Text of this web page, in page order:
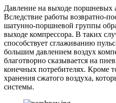
Давление на выходе поршневых
Вследствие работы возвратно-
шатунно-поршневой группы
выходе компрессора. В таких
способствует сглаживанию
большим давлением воздух
благотворно сказывается на
конечных потребителях. Кроме
хранения сжатого воздуха,
системы.